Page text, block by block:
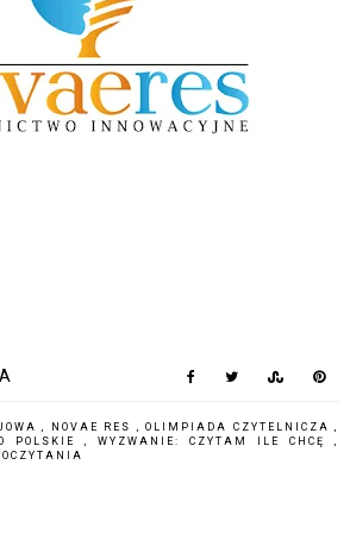
, NOVAE RES ,OLIMPIADA CZYTELNICZA,
POLSKIE , WYZWANIE: CZYTAM ILE CHCĘ ,